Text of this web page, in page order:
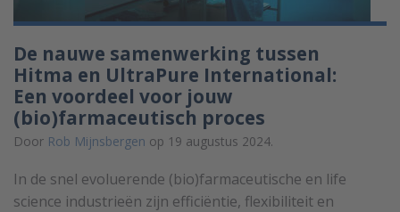
De nauwe samenwerking tussen
Hitma en UltraPure International:
Een voordeel voor jouw
(bio)farmaceutisch proces
Door Rob Mijnsbergen op 19 augustus 2024.
In de snel evoluerende (bio)farmaceutische en life
science industrieën zijn efficiëntie, flexibiliteit en